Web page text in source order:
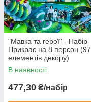
"Мавка та герої" - Набір
Прикрас на 8 персон (97
елементів декору)
В наявності
477,30 ₴/набір